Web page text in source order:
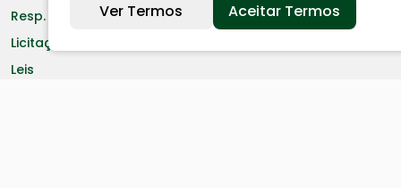
Resp. Fiscal
Licitação
Leis
Ver Termos Aceitar Termos